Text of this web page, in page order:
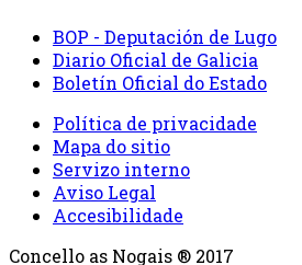
BOP - Deputación de Lugo
Diario Oficial de Galicia
Boletín Oficial do Estado
Política de privacidade
Mapa do sitio
Servizo interno
Aviso Legal
Accesibilidade
Concello as Nogais ® 2017